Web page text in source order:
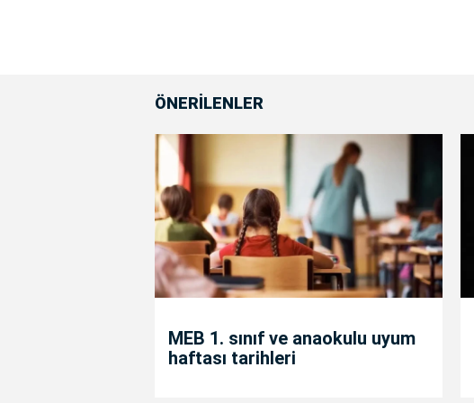
ÖNERİLENLER
MEB 1. sınıf ve anaokulu uyum
haftası tarihleri